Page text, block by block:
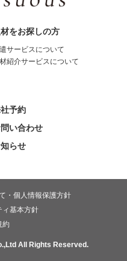
材をお探しの方
サービスについて
紹介サービスについて
予約
い合わせ
らせ
・個人情報保護方針
ィ基本方針
約
All Rights Reserved.